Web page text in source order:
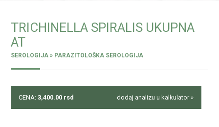
TRICHINELLA SPIRALIS UKUPNA
AT
SEROLOGIJA » PARAZITOLOŠKA SEROLOGIJA
CENA: 3,400.00 rsd dodaj analizu u kalkulator »